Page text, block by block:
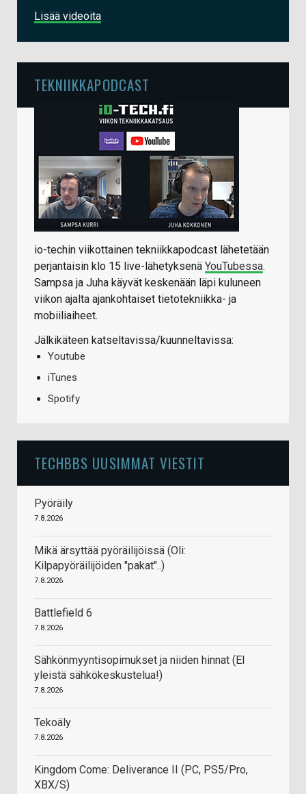
Lisää videoita
TEKNIIKKAPODCAST
io-techin viikottainen tekniikkapodcast lähetetään
perjantaisin klo 15 live-lähetyksenä YouTubessa.
Sampsa ja Juha käyvät keskenään läpi kuluneen
viikon ajalta ajankohtaiset tietotekniikka- ja
mobiiliaiheet.
Jälkikäteen katseltavissa/kuunneltavissa:
Youtube
iTunes
Spotify
TECHBBS UUSIMMAT VIESTIT
Pyöräily
7.8.2026
Mikä ärsyttää pyöräilijöissä (Oli:
Kilpapyöräilijöiden "pakat"..)
7.8.2026
Battlefield 6
7.8.2026
Sähkönmyyntisopimukset ja niiden hinnat (EI
yleistä sähkökeskustelua!)
7.8.2026
Tekoäly
7.8.2026
Kingdom Come: Deliverance II (PC, PS5/Pro,
XBX/S)